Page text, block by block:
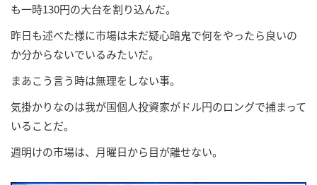
も一時130円の大台を割り込んだ。
昨日も述べた様に市場は未だ疑心暗鬼で何をやったら良いの
か分からないでいるみたいだ。
まあこう言う時は無理をしない事。
気掛かりなのは我が国個人投資家がドル円のロングで捕まって
いることだ。
週明けの市場は、月曜日から目が離せない。